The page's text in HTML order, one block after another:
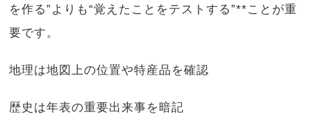
を作る”よりも“覚えたことをテストする”**ことが重
要です。
地理は地図上の位置や特産品を確認
歴史は年表の重要出来事を暗記